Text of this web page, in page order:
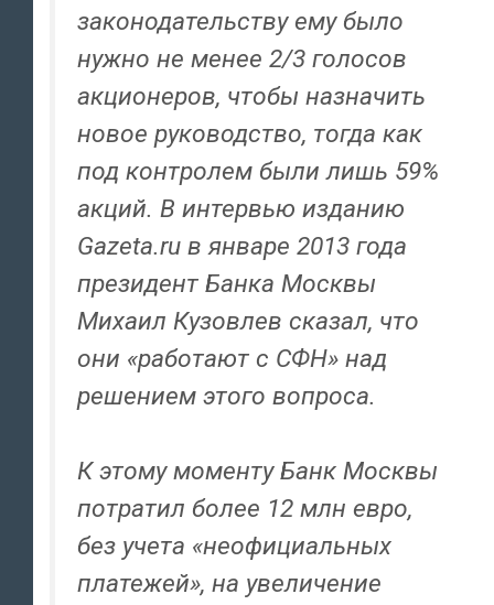
законодательству ему было
нужно не менее 2/3 голосов
акционеров, чтобы назначить
новое руководство, тогда как
под контролем были лишь 59%
акций. В интервью изданию
Gazeta.ru в январе 2013 года
президент Банка Москвы
Михаил Кузовлев сказал, что
они «работают с СФН» над
решением этого вопроса.
К этому моменту Банк Москвы
потратил более 12 млн евро,
без учета «неофициальных
платежей», на увеличение